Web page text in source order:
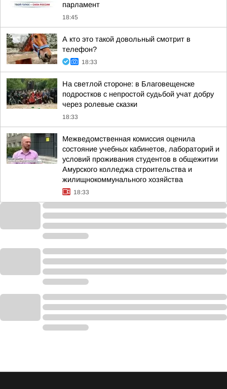
парламент
18:45
А кто это такой довольный смотрит в
телефон?
18:33
На светлой стороне: в Благовещенске
подростков с непростой судьбой учат добру
через ролевые сказки
18:33
Межведомственная комиссия оценила
состояние учебных кабинетов, лабораторий и
условий проживания студентов в общежитии
Амурского колледжа строительства и
жилищнокоммунального хозяйства
18:33